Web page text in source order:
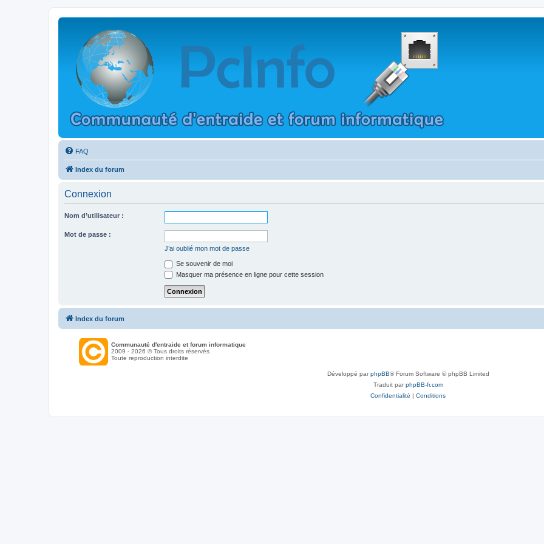
FAQ
Index du forum
Connexion
Nom d’utilisateur :
Mot de passe :
J’ai oublié mon mot de passe
Se souvenir de moi
Masquer ma présence en ligne pour cette session
Index du forum
Communauté d'entraide et forum informatique
2009 - 2026 © Tous droits réservés
Toute reproduction interdite
Développé parphpBB® Forum Software © phpBB Limited
Traduit parphpBB-fr.com
Confidentialité | Conditions